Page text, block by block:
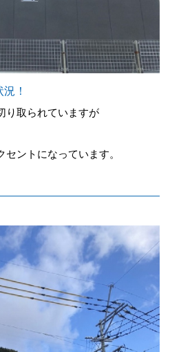
！
り取られていますが
ントになっています。